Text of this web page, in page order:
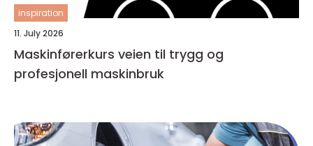
inspiration
11. July 2026
Maskinførerkurs veien til trygg og
profesjonell maskinbruk